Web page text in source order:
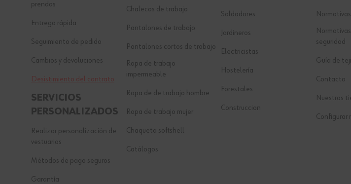
prendas
Entrega rápida
Seguimiento de pedido
Cambios y devoluciones
Desistimiento del contrato
SERVICIOS
PERSONALIZADOS
Realizar personalización de
vestuarios
Métodos de pago seguros
Garantía
Chalecos de trabajo
Pantalones de trabajo
Pantalones cortos de trabajo
Ropa de trabajo
impermeable
Ropa de de trabajo hombre
Ropa de trabajo mujer
Chaqueta softshell
Catálogos
Soldadores
Jardineros
Electricistas
Hostelería
Forestales
Construccion
seguridad
Guía de
Contacto
Nuestras
Configurar